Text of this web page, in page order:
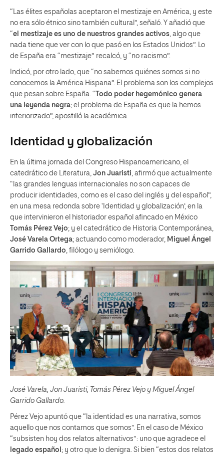
“Las élites españolas aceptaron el mestizaje en América, y este
no era sólo étnico sino también cultural”, señaló. Y añadió que
“el mestizaje es uno de nuestros grandes activos , algo que
nada tiene que ver con lo que pasó en los Estados Unidos”. Lo
de España era “mestizaje” recalcó, y “no racismo”.
Indicó, por otro lado, que “no sabemos quiénes somos si no
conocemos la América Hispana”. El problema son los complejos
que pesan sobre España. “Todo poder hegemónico genera
una leyenda negra; el problema de España es que la hemos
interiorizado”, apostilló la académica.
Identidad y globalización
En la última jornada del Congreso Hispanoamericano, el
catedrático de Literatura, Jon Juaristi , afirmó que actualmente
“las grandes lenguas internacionales no son capaces de
producir identidades, como es el caso del inglés y del español”,
en una mesa redonda sobre ‘Identidad y globalización’, en la
que intervinieron el historiador español afincado en México
Tomás Pérez Vejo; y el catedrático de Historia Contemporánea,
José Varela Ortega; actuando como moderador, Miguel Ángel
Garrido Gallardo , filólogo y semiólogo.
José Varela, Jon Juaristi, Tomás Pérez Vejo y Miguel Ángel
Garrido Gallardo.
Pérez Vejo apuntó que “la identidad es una narrativa, somos
aquello que nos contamos que somos”. En el caso de México
“subsisten hoy dos relatos alternativos”: uno que agradece el
legado español ; y otro que lo denigra. Si bien “estos dos relatos